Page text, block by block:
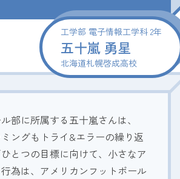
工学部 電子情報工学科 2年
五十嵐 勇星
北海道札幌啓成高校
部に所属する五十嵐さんは、
ングもトライ&エラーの繰り返
とつの目標に向けて、小さなア
為は、アメリカンフットボール